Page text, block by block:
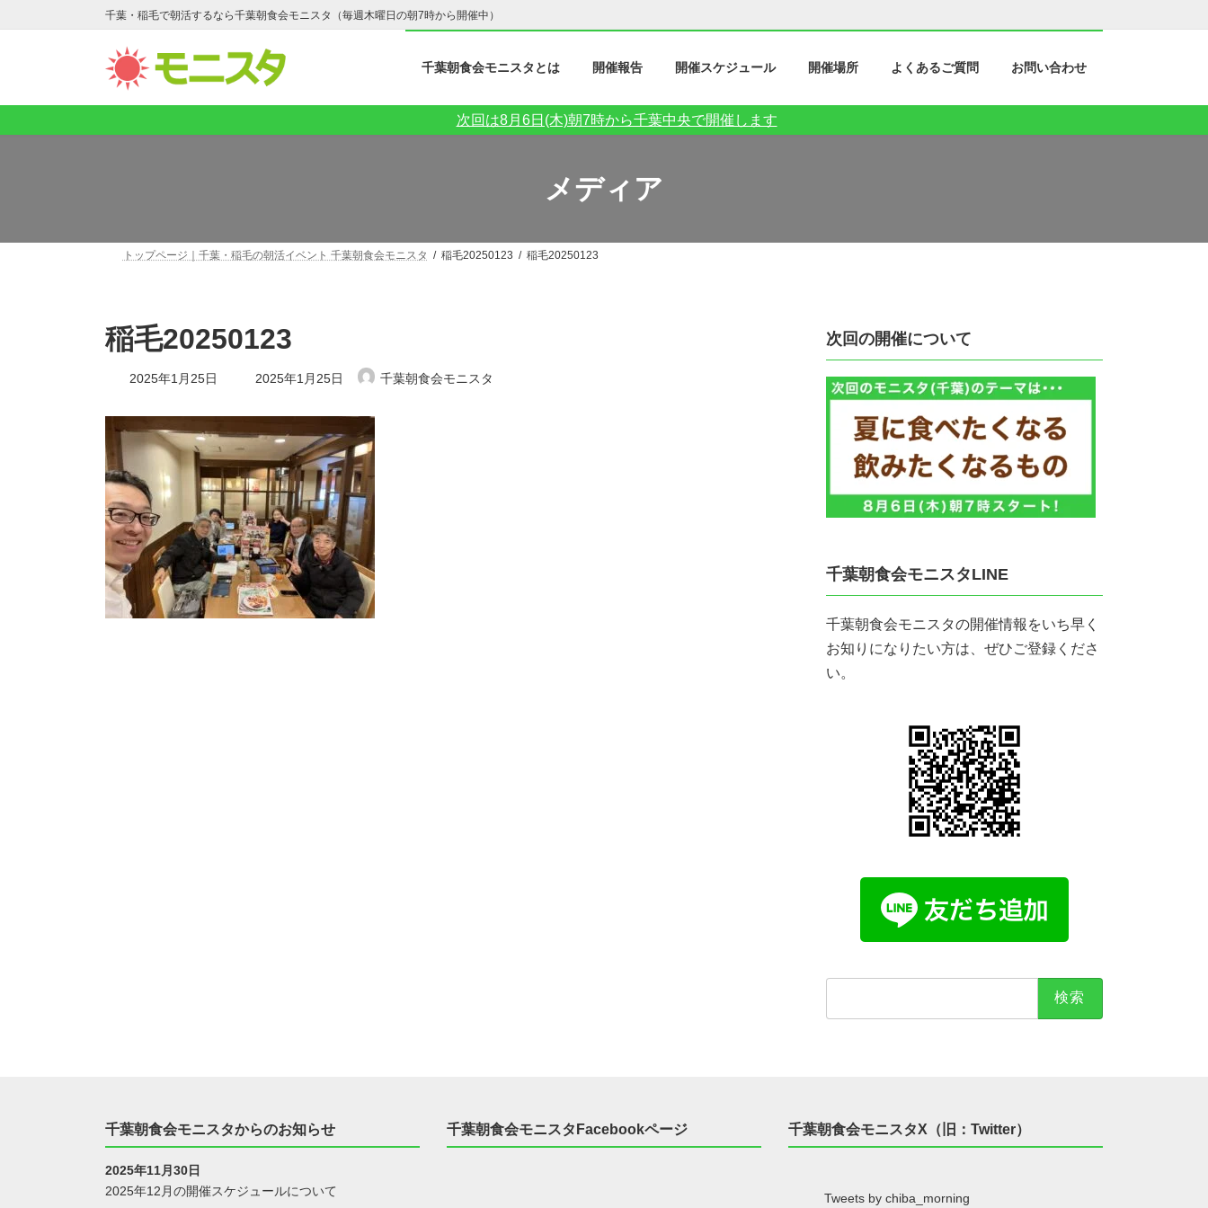
ン
へ
キ
ビ
ョ
に
千葉・稲毛で朝活するなら千葉朝食会モニスタ（毎週木曜日の朝7時から開催中）
千葉朝食会モニスタとは 開催報告 開催スケジュール 開催場所 よくあるご質問 お問い合わせ
次回は8月6日(木)朝7時から千葉中央で開催します
メディア
トップページ｜千葉・稲毛の朝活イベント 千葉朝食会モニスタ 稲毛20250123 稲毛20250123
稲毛20250123
2025年1月25日
最
終
新
日
時
:
2025年1月25日 千葉朝食会モニスタ
次回の開催について
千葉朝食会モニスタLINE
千葉朝食会モニスタの開催情報をいち早く
お知りになりたい方は、ぜひご登録くださ
い。
千葉朝食会モニスタからのお知らせ
2025年11月30日
2025年12月の開催スケジュールについて
千葉朝食会モニスタFacebookページ 千葉朝食会モニスタX（旧：Twitter）
Tweets by chiba_morning